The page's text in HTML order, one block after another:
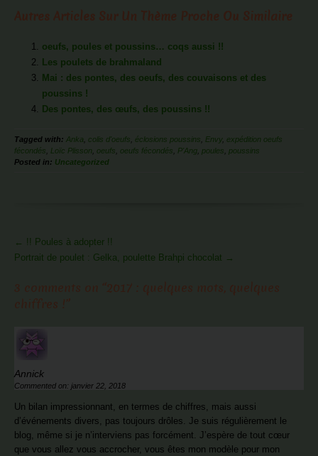
oeufs, poules et poussins… coqs aussi !!
Les poulets de brahmaland
Mai : des pontes, des oeufs, des couvaisons et des
poussins !
Des pontes, des œufs, des poussins !!
Tagged with: Anka colis d'oeufs éclosions poussins Envy, expédition oeufs
fécondés
Loïc Plisson oeufs oeufs fécondés P'Ang poules
poussins
Posted in: Uncategorized
More
Articles
← !! Poules à adopter !!
Portrait de poulet : Gelka, poulette Brahpi chocolat →
Annick
Commented on: janvier 22, 2018
Un bilan impressionnant, en termes de chiffres, mais aussi
d’événements divers, pas toujours drôles. Je suis régulièrement le
blog, même si je n’interviens pas forcément. J’espère de tout cœur
que vous allez vous accrocher, vous êtes mon modèle pour mon